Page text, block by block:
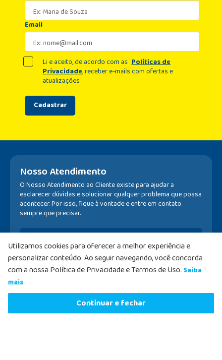
Produto Indisponível
Email
Cadastrar
Li e aceito, de acordo com as Políticas de
Privacidade, receber e-mails com ofertas e
atualizações
Nosso Atendimento
O Nosso Atendimento ao Cliente existe para ajudar a
esclarecer dúvidas e solucionar qualquer problema que possa
acontecer. Por isso, fique à vontade e entre em contato
sempre que precisar.
Atendimento pelo Whatsapp
Utilizamos cookies para oferecer a melhor experiência e
personalizar conteúdo. Ao seguir navegando, você concorda
com a nossa Política de Privacidade e Termos de Uso.Saiba
mais
Continuar e fechar